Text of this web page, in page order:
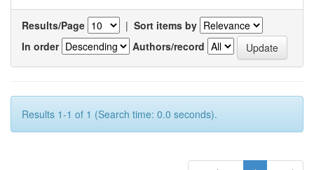
Results/Page | Sort items by
In order
Authors/record
Results 1-1 of 1 (Search time: 0.0 seconds).